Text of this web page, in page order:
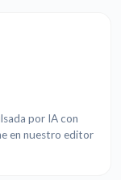
por IA con
en nuestro editor